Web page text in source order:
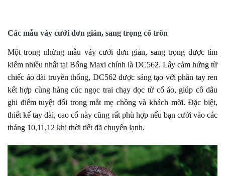
Các mẫu váy cưới đơn giản, sang trọng cổ tròn
Một trong những mẫu váy cưới đơn giản, sang trọng được tìm
kiếm nhiều nhất tại Bống Maxi chính là DC562. Lấy cảm hứng từ
chiếc áo dài truyền thống, DC562 được sáng tạo với phần tay ren
kết hợp cùng hàng cúc ngọc trai chạy dọc từ cổ áo, giúp cô dâu
ghi điểm tuyệt đối trong mắt mẹ chồng và khách mời. Đặc biệt,
thiết kế tay dài, cao cổ này cũng rất phù hợp nếu bạn cưới vào các
tháng 10,11,12 khi thời tiết đã chuyển lạnh.